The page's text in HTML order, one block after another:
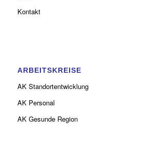
Kontakt
ARBEITSKREISE
AK Standortentwicklung
AK Personal
AK Gesunde Region